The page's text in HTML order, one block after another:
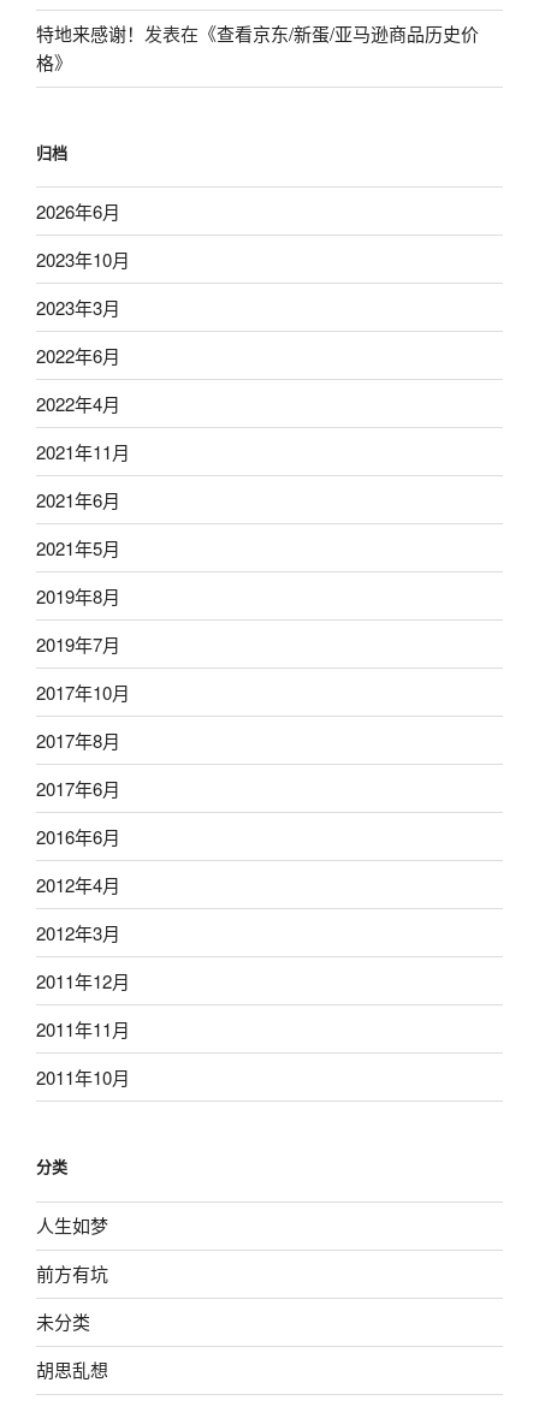
特地来感谢！ 发表在《查看京东/新蛋/亚马逊商品历史价
格》
归档
2026年6月
2023年10月
2023年3月
2022年6月
2022年4月
2021年11月
2021年6月
2021年5月
2019年8月
2019年7月
2017年10月
2017年8月
2017年6月
2016年6月
2012年4月
2012年3月
2011年12月
2011年11月
2011年10月
分类
人生如梦
前方有坑
未分类
胡思乱想